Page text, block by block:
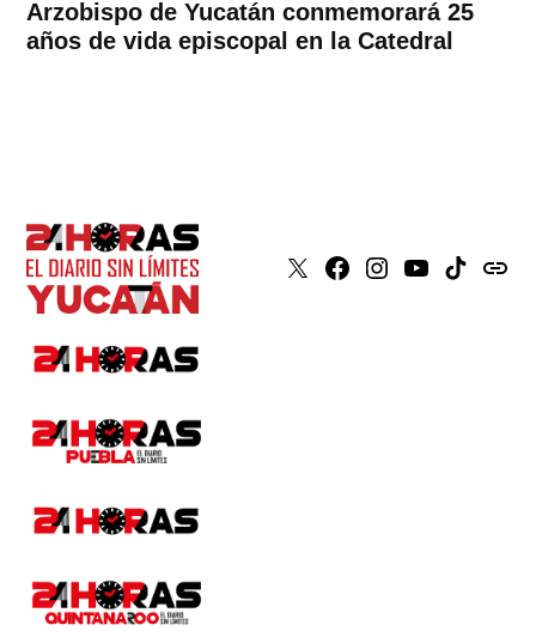
Arzobispo de Yucatán conmemorará 25
años de vida episcopal en la Catedral
X Faceboook
Instagram
YoutubeTiktokissuu